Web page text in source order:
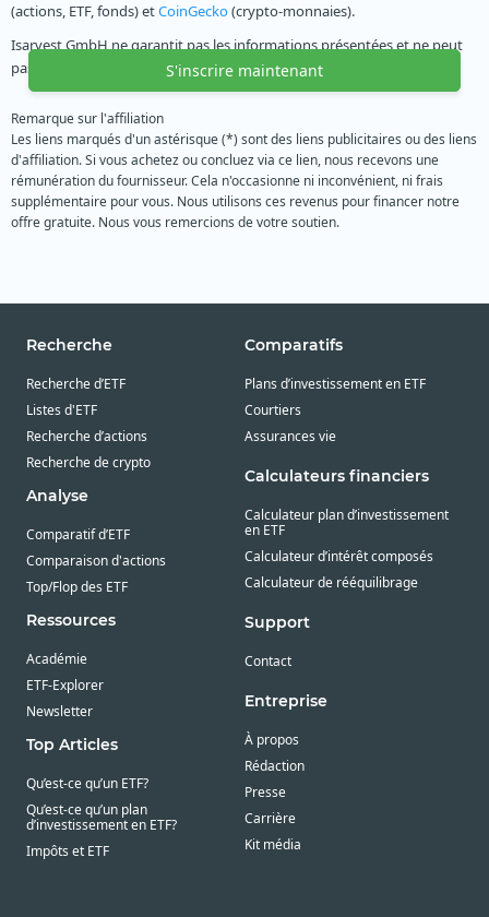
S'inscrire maintenant
(actions, ETF, fonds) etCoinGecko(crypto-monnaies).
Isarvest GmbH ne garantit pas les informations présentées et ne peut
pas assurer que les données sont complètes et exactes.
Remarque sur l'affiliation
Les liens marqués d'un astérisque (*) sont des liens publicitaires ou des liens
d'affiliation. Si vous achetez ou concluez via ce lien, nous recevons une
rémunération du fournisseur. Cela n'occasionne ni inconvénient, ni frais
supplémentaire pour vous. Nous utilisons ces revenus pour financer notre
offre gratuite. Nous vous remercions de votre soutien.
Recherche
Recherche d’ETF
Listes d'ETF
Recherche d’actions
Recherche de crypto
Analyse
Comparatif d’ETF
Comparaison d'actions
Top/Flop des ETF
Ressources
Académie
ETF-Explorer
Newsletter
Top Articles
Qu’est-ce qu’un ETF?
Qu’est-ce qu’un plan
d’investissement en ETF?
Impôts et ETF
Comparatifs
Plans d’investissement en ETF
Courtiers
Assurances vie
Calculateurs financiers
Calculateur plan d’investissement
en ETF
Calculateur d’intérêt composés
Calculateur de rééquilibrage
Support
Contact
Entreprise
À propos
Rédaction
Presse
Carrière
Kit média